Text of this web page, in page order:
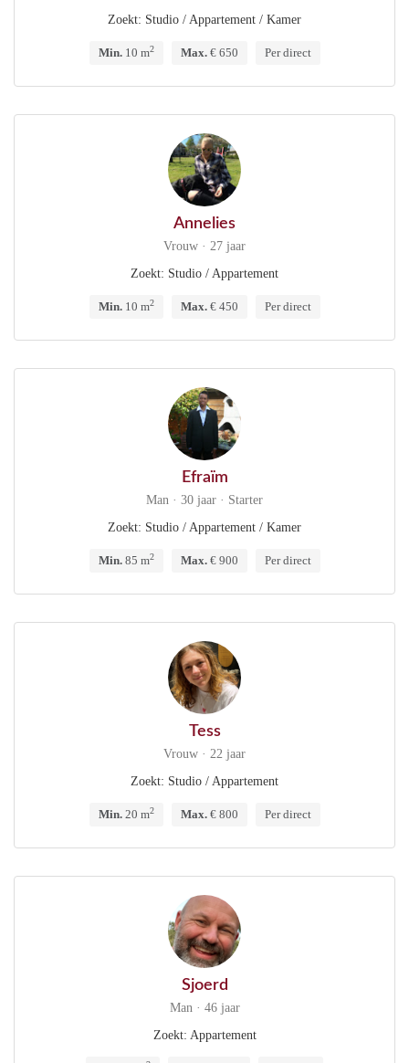
Zoekt: Studio / Appartement / Kamer
Min.10 m2 Max.€ 650 Per direct
Annelies
Vrouw · 27 jaar
Zoekt: Studio / Appartement
Min.10 m2 Max.€ 450 Per direct
Efraïm
Man · 30 jaar · Starter
Zoekt: Studio / Appartement / Kamer
Min.85 m2 Max.€ 900 Per direct
Tess
Vrouw · 22 jaar
Zoekt: Studio / Appartement
Min.20 m2 Max.€ 800 Per direct
Sjoerd
Man · 46 jaar
Zoekt: Appartement